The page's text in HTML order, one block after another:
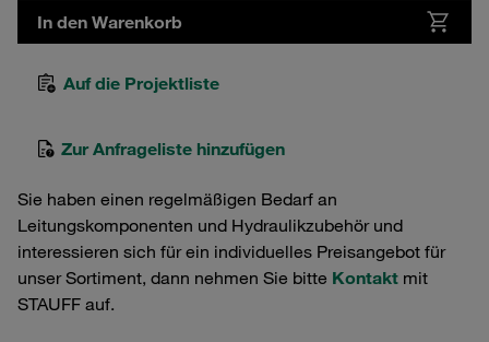
In den Warenkorb
Auf die Projektliste
Zur Anfrageliste hinzufügen
Sie haben einen regelmäßigen Bedarf an
Leitungskomponenten und Hydraulikzubehör und
interessieren sich für ein individuelles Preisangebot für
unser Sortiment, dann nehmen Sie bitte Kontakt mit
STAUFF auf.